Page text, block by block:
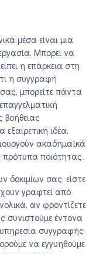
μέσα είναι μια
Μπορεί να
η επάρκεια στη
η συγγραφή
μπορείτε πάντα
βοήθειας
ιδέα,
ακαδημαϊκά
ποιότητας.
δοκιμίων σας, είστε
γραφτεί από
αν φροντίζετε
συνιστούμε έντονα
συγγραφής
να εγγυηθούμε